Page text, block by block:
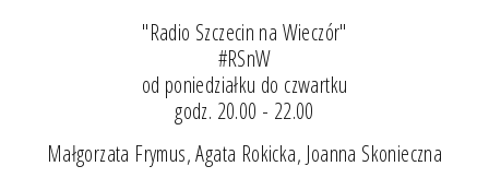
"Radio Szczecin na Wieczór"
#RSnW
od poniedziałku do czwartku
godz. 20.00 - 22.00
Małgorzata Frymus, Agata Rokicka, Joanna Skonieczna